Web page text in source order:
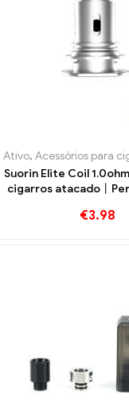
,Evaporador
Ativo, Acessórios para
Suorin Elite Coil
cigarros atacado丨
€3.98